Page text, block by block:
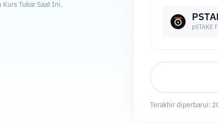
Kurs Tukar Saat Ini.
pSTAKE
Terakhir diperbarui: